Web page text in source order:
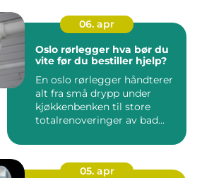
06. apr
Oslo rørlegger hva bør du
vite før du bestiller hjelp?
En oslo rørlegger håndterer
alt fra små drypp under
kjøkkenbenken til store
totalrenoveringer av bad...
05. apr